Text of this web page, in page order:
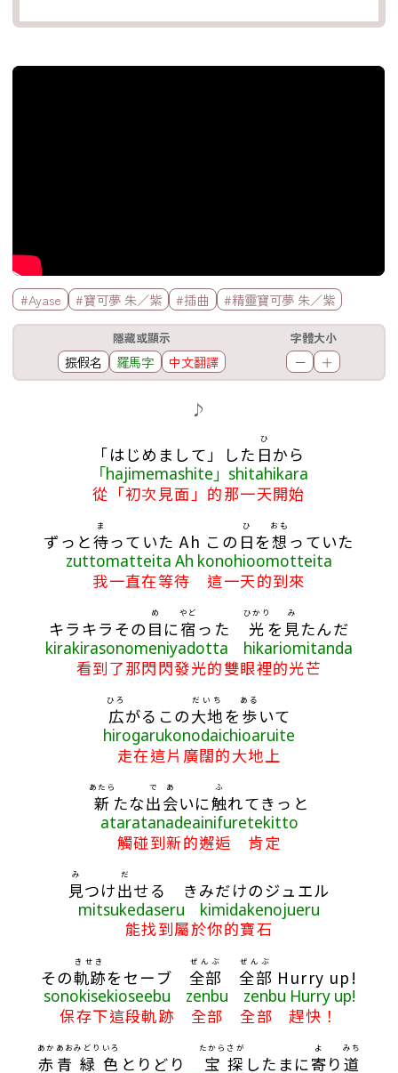
官方Youtube影片
標籤欄
#Ayase #寶可夢 朱／紫 #插曲 #精靈寶可夢 朱／紫
隱藏或顯示
振假名 羅馬字 中文翻譯
字體大小
－ ＋
♪
「はじめまして」した 日
ひ
から
「hajimemashite」shitahikara
從「初次見面」的那一天開始
ずっと待
ま
っていた Ah この 日
ひ
を想
おも
っていた
zuttomatteita Ah konohioomotteita
我一直在等待 這一天的到來
キラキラその 目
め
に宿
やど
った 光
ひかり
を 見
み
たんだ
kirakirasonomeniyadotta hikariomitanda
看到了那閃閃發光的雙眼裡的光芒
広
ひろ
がるこの大地
だいち
を 歩
ある
いて
hirogarukonodaichioaruite
走在這片廣闊的大地上
新
あたら
たな出
で
会
あ
いに触
ふ
れてきっと
ataratanadeainifuretekitto
觸碰到新的邂逅 肯定
見
み
つけ出
だ
せる きみだけのジュエル
mitsukedaseru kimidakenojueru
能找到屬於你的寶石
その軌跡
きせき
をセーブ 全部
ぜんぶ
全部
ぜんぶ
Hurry up!
sonokisekioseebu zenbu zenbu Hurry up!
保存下這段軌跡 全部 全部 趕快！
赤
あか
青
あお
緑
みどり
色
いろ
とりどり 宝
たから
探
さが
したまに寄
よ
り 道
みち